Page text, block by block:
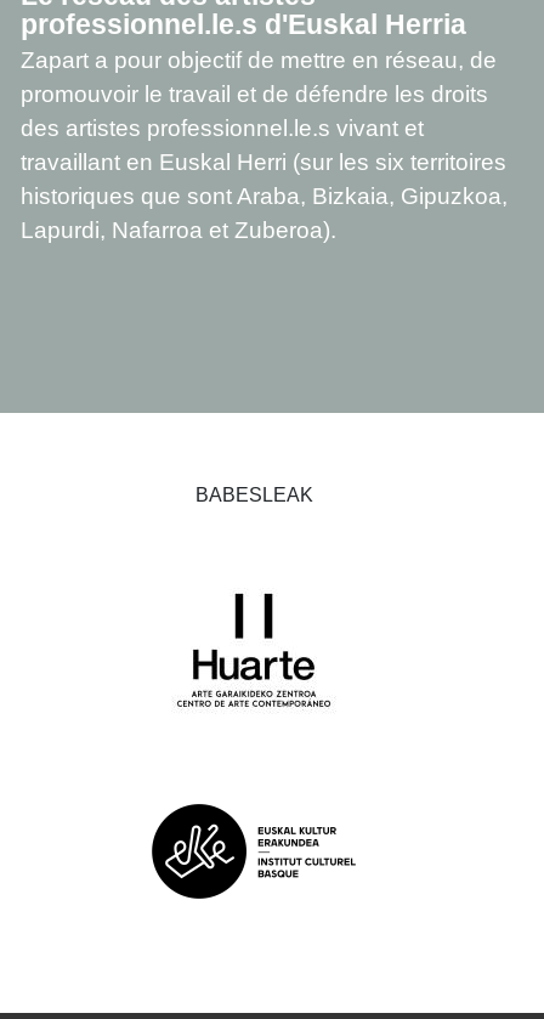
professionnel.le.s d'Euskal Herria
Zapart a pour objectif de mettre en réseau, de
promouvoir le travail et de défendre les droits
des artistes professionnel.le.s vivant et
travaillant en Euskal Herri (sur les six territoires
historiques que sont Araba, Bizkaia, Gipuzkoa,
Lapurdi, Nafarroa et Zuberoa).
BABESLEAK